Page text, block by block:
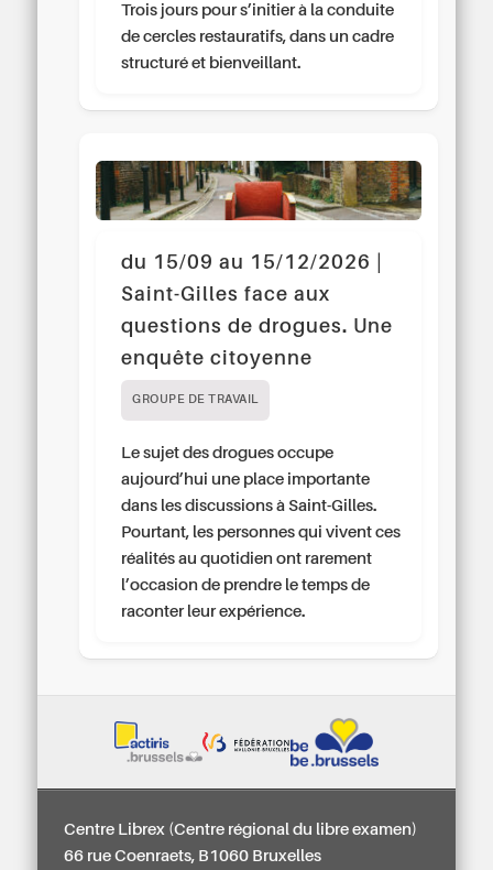
Trois jours pour s’initier à la conduite
de cercles restauratifs, dans un cadre
structuré et bienveillant.
du 15/09 au 15/12/2026 |
Saint-Gilles face aux
questions de drogues. Une
enquête citoyenne
GROUPE DE TRAVAIL
Le sujet des drogues occupe
aujourd’hui une place importante
dans les discussions à Saint-Gilles.
Pourtant, les personnes qui vivent ces
réalités au quotidien ont rarement
l’occasion de prendre le temps de
raconter leur expérience.
Centre Librex (Centre régional du libre examen)
66 rue Coenraets, B1060 Bruxelles